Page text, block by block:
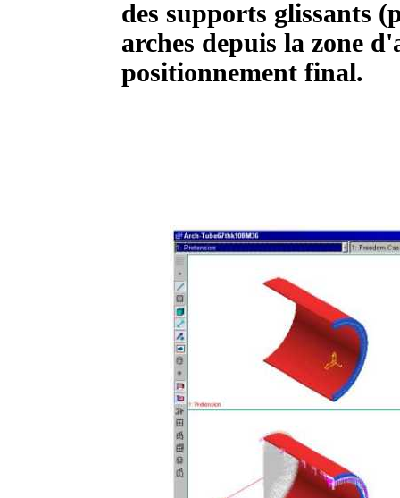
des supports glissants
arches depuis la zone
positionnement final.